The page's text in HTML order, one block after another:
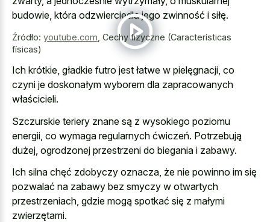
budowie, która odzwierciedla jego zwinność i siłę.
Źródło: youtube.com Cechy fizyczne (Características
físicas)
Ich krótkie, gładkie futro jest łatwe w pielęgnacji, co
czyni je doskonałym wyborem dla zapracowanych
właścicieli.
Szczurskie teriery znane są z wysokiego poziomu
energii, co wymaga regularnych ćwiczeń. Potrzebują
dużej, ogrodzonej przestrzeni do biegania i zabawy.
Ich silna chęć zdobyczy oznacza, że nie powinno im się
pozwalać na zabawy bez smyczy w otwartych
przestrzeniach, gdzie mogą spotkać się z małymi
zwierzętami.